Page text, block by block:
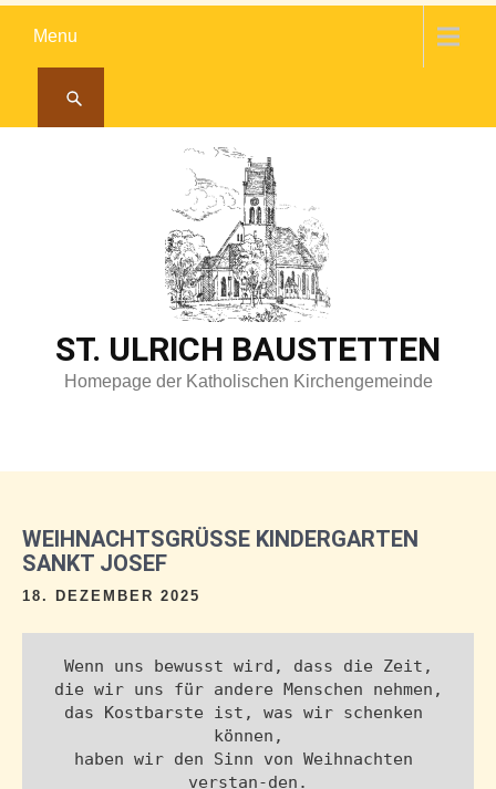
Menu
ST. ULRICH BAUSTETTEN
Homepage der Katholischen Kirchengemeinde
WEIHNACHTSGRÜSSE KINDERGARTEN S
ANKT JOSEF
18. DEZEMBER 2025
Wenn uns bewusst wird, dass die Zeit,
die wir uns für andere Menschen nehmen,
das Kostbarste ist, was wir schenken
können,
haben wir den Sinn von Weihnachten
verstan-den.